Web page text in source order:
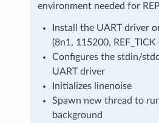
environment needed for
Install the UART driver
(8n1, 115200,
Configures the stdin/
UART driver
Initializes linenoise
Spawn new thread to
background